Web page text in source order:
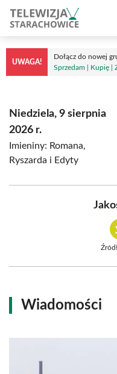
treści
UWAGA!
Dołącz do nowej
Sprzedam | Kupię |
Niedziela, 9 sierpnia
2026 r.
Imieniny: Romana,
Ryszarda i Edyty
Wiadomości